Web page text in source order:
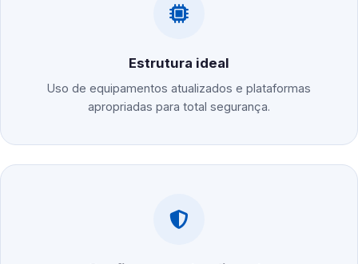
Estrutura ideal
Uso de equipamentos atualizados e plataformas
apropriadas para total segurança.